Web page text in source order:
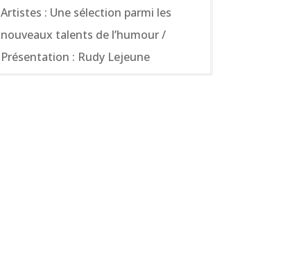
Artistes : Une sélection parmi les
nouveaux talents de l’humour /
Présentation : Rudy Lejeune